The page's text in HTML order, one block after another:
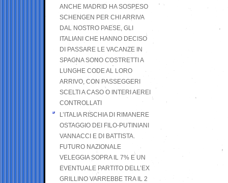
ANCHE MADRID HA SOSPESO
SCHENGEN PER CHI ARRIVA
DAL NOSTRO PAESE, GLI
ITALIANI CHE HANNO DECISO
DI PASSARE LE VACANZE IN
SPAGNA SONO COSTRETTI A
LUNGHE CODE AL LORO
ARRIVO, CON PASSEGGERI
SCELTI A CASO O INTERI AEREI
CONTROLLATI
L’ITALIA RISCHIA DI RIMANERE
OSTAGGIO DEI FILO-PUTINIANI
VANNACCI E DI BATTISTA.
FUTURO NAZIONALE
VELEGGIA SOPRA IL 7% E UN
EVENTUALE PARTITO DELL’EX
GRILLINO VARREBBE TRA IL 2